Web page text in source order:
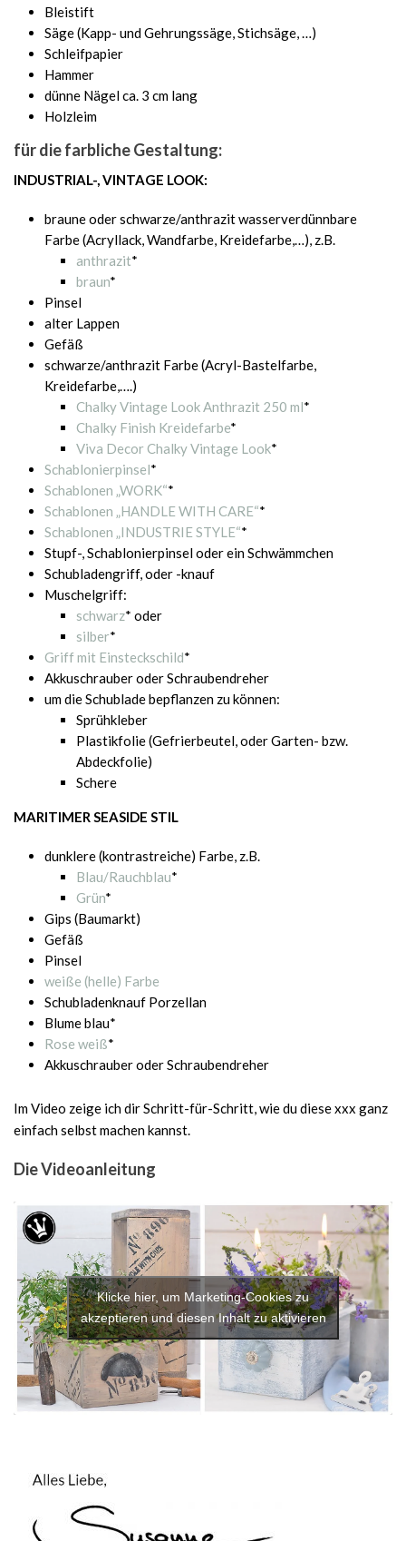
Bleistift
Säge (Kapp- und Gehrungssäge, Stichsäge, …)
Schleifpapier
Hammer
dünne Nägel ca. 3 cm lang
Holzleim
für die farbliche Gestaltung:
INDUSTRIAL-, VINTAGE LOOK:
braune oder schwarze/anthrazit wasserverdünnbare
Farbe (Acryllack, Wandfarbe, Kreidefarbe,…), z.B.
anthrazit*
braun*
Pinsel
alter Lappen
Gefäß
schwarze/anthrazit Farbe (Acryl-Bastelfarbe,
Kreidefarbe,….)
Chalky Vintage Look Anthrazit 250 ml*
Chalky Finish Kreidefarbe*
Viva Decor Chalky Vintage Look*
Schablonierpinsel*
Schablonen „WORK“*
Schablonen „HANDLE WITH CARE“*
Schablonen „INDUSTRIE STYLE“*
Stupf-, Schablonierpinsel oder ein Schwämmchen
Schubladengriff, oder -knauf
Muschelgriff:
schwarz* oder
silber*
Griff mit Einsteckschild*
Akkuschrauber oder Schraubendreher
um die Schublade bepflanzen zu können:
Sprühkleber
Plastikfolie (Gefrierbeutel, oder Garten- bzw.
Abdeckfolie)
Schere
MARITIMER SEASIDE STIL
dunklere (kontrastreiche) Farbe, z.B.
Blau/Rauchblau*
Grün*
Gips (Baumarkt)
Gefäß
Pinsel
weiße (helle) Farbe
Schubladenknauf Porzellan
Blume blau*
Rose weiß*
Akkuschrauber oder Schraubendreher
Im Video zeige ich dir Schritt-für-Schritt, wie du diese xxx ganz
einfach selbst machen kannst.
Die Videoanleitung
Klicke hier, um Marketing-Cookies zu
akzeptieren und diesen Inhalt zu aktivieren